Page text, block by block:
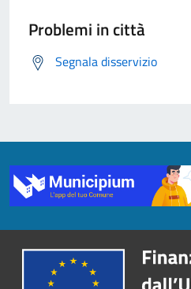
Problemi in città
Segnala disservizio